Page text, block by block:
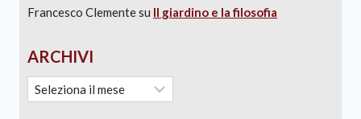
Francesco Clementesu Il giardino e la filosofia
ARCHIVI